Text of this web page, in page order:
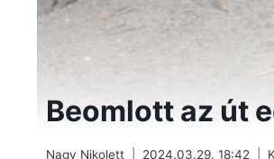
Beomlott az út
Nagy Nikolett 2024.03.29. 18:42